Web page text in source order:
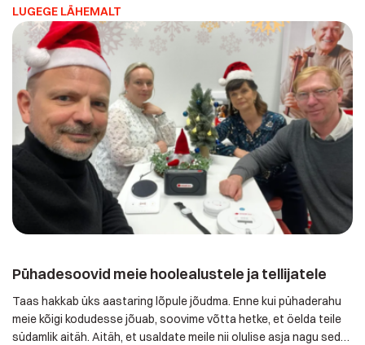
ega isegi kellegi kohapeale appi tõttamist. Südikas Evi sai
operaatoriga rääkides samal ajal tasapisi juba ise maast üles, […]
LUGEGE LÄHEMALT
Pühadesoovid meie hoolealustele ja tellijatele
Taas hakkab üks aastaring lõpule jõudma. Enne kui pühaderahu
meie kõigi kodudesse jõuab, soovime võtta hetke, et öelda teile
südamlik aitäh. Aitäh, et usaldate meile nii olulise asja nagu seda